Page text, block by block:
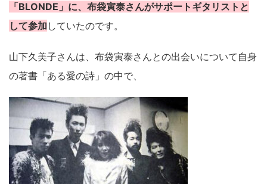
「BLONDE」に、布袋寅泰さんがサポートギタリストと
して参加 していたのです。
山下久美子さんは、布袋寅泰さんとの出会いについて自身
の著書「ある愛の詩」の中で、